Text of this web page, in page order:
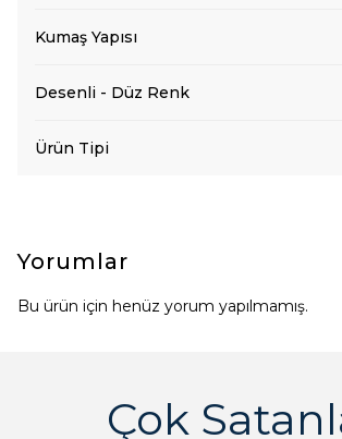
Kumaş Yapısı
Desenli - Düz Renk
Ürün Tipi
Yorumlar
Bu ürün için henüz yorum yapılmamış.
Çok